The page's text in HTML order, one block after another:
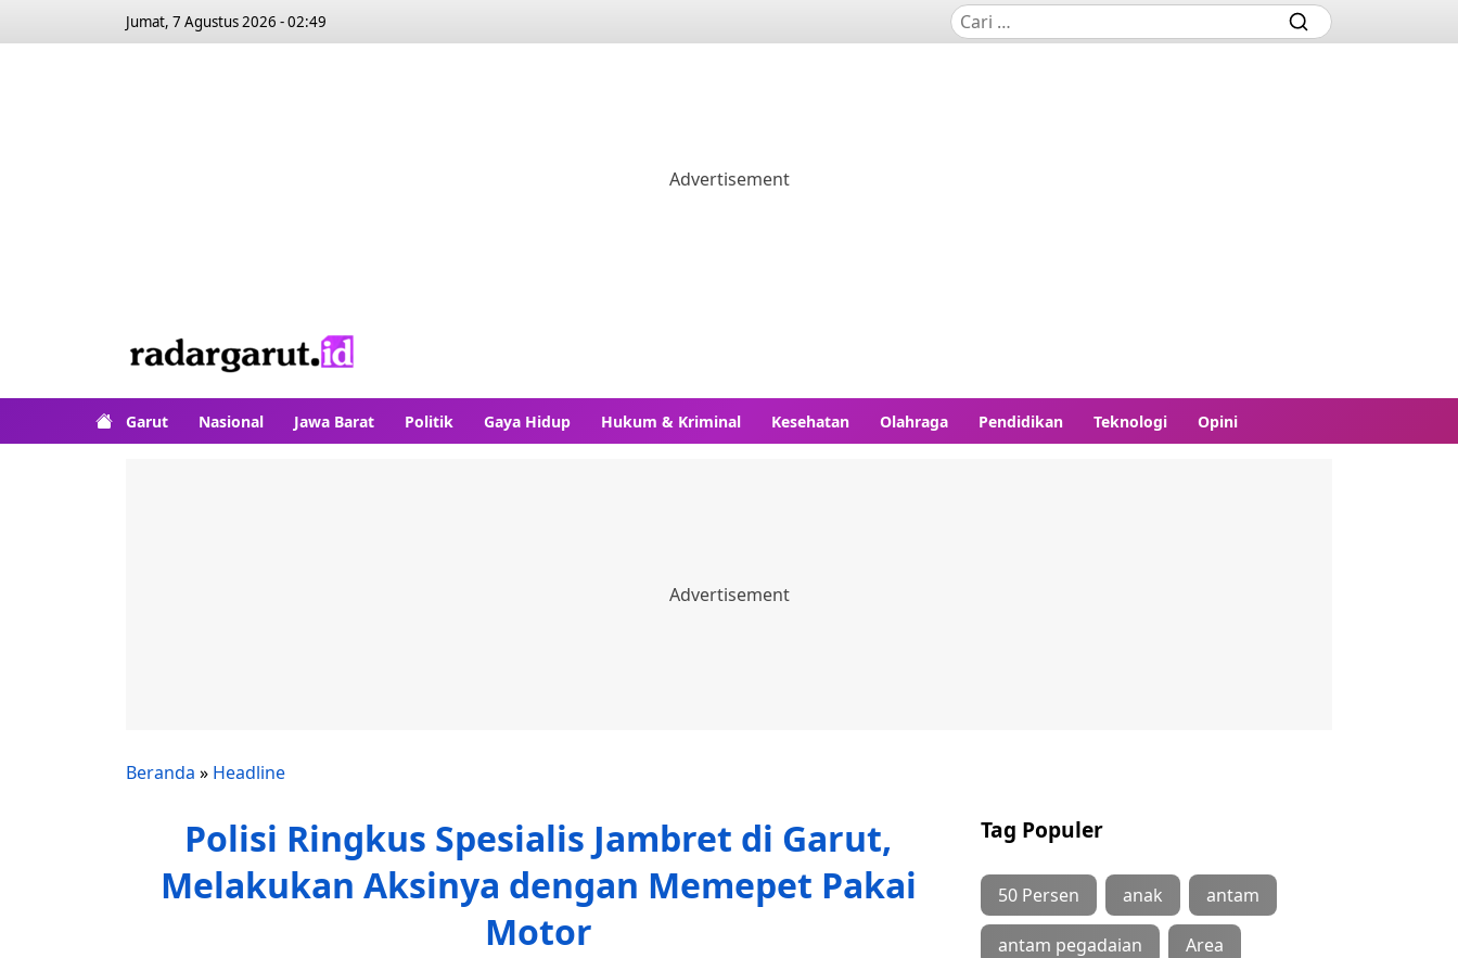
Jumat, 7 Agustus 2026 - 02:49
Garut Nasional Jawa Barat Politik Gaya Hidup Hukum & Kriminal Kesehatan Olahraga Pendidikan Teknologi Opini
Beranda » Headline
Polisi Ringkus Spesialis Jambret di Garut,
Melakukan Aksinya dengan Memepet Pakai
Motor
Tag Populer
50 Persen anak antam
antam pegadaian Area